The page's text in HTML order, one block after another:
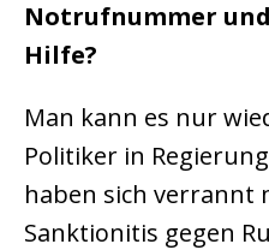
Notrufnummer
Hilfe?
Man kann es nur
Politiker in
haben sich verrannt
Sanktionitis gegen